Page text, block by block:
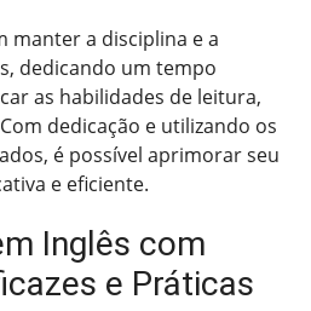
manter a disciplina e a
dedicando um tempo
as habilidades de leitura,
dedicação e utilizando os
é possível aprimorar seu
e eficiente.
Inglês com
e Práticas